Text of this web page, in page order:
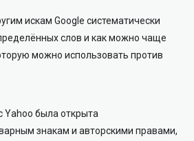
искам Google систематически
слов и как можно чаще
можно использовать против
Yahoo была открыта
знакам и авторскими правами,